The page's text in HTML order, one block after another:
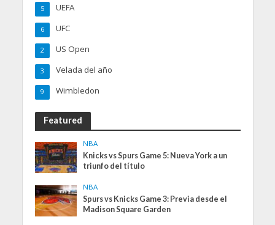
UEFA
5
UFC
6
US Open
2
Velada del año
3
Wimbledon
9
Featured
NBA
Knicks vs Spurs Game 5: Nueva York a un
triunfo del título
NBA
Spurs vs Knicks Game 3: Previa desde el
Madison Square Garden